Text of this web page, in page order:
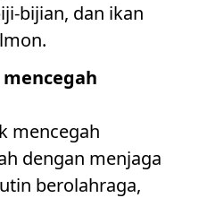
bijian, dan ikan
mencegah
dengan menjaga
berolahraga,